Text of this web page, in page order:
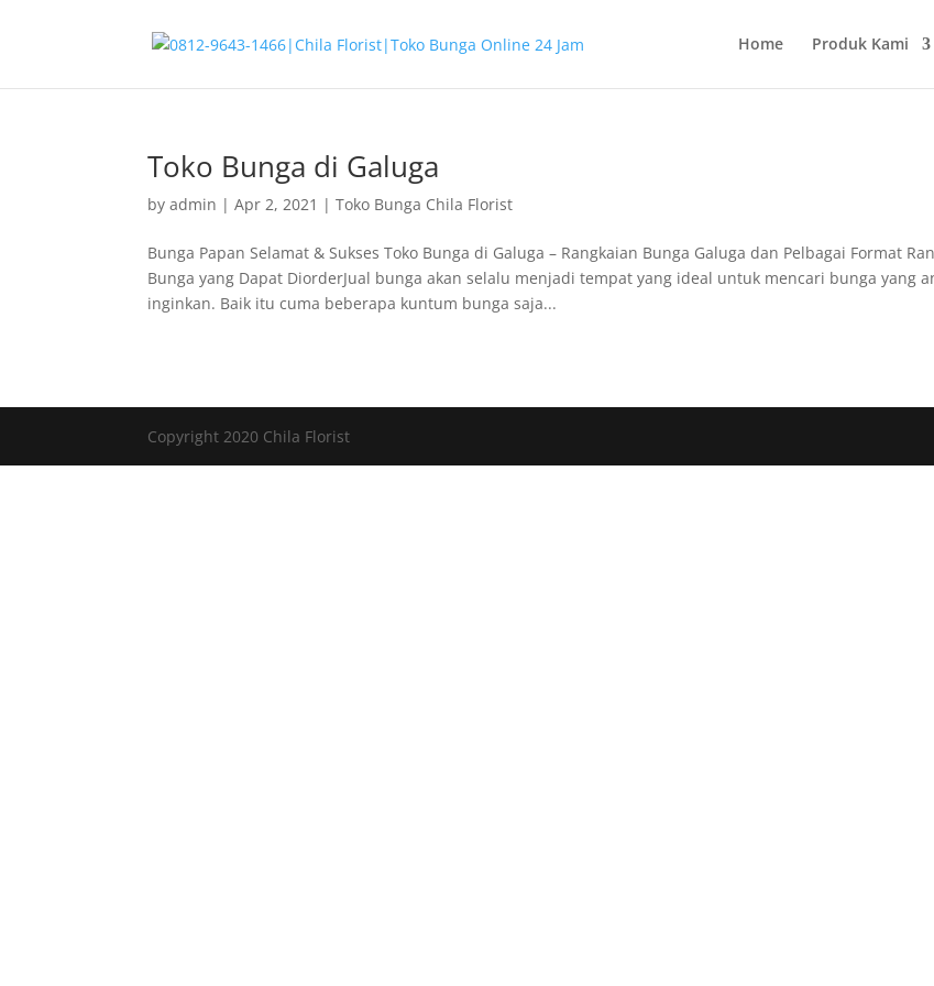
Home Produk Kami
Toko Bunga di Galuga
byadmin |Apr 2, 2021 |Toko Bunga Chila Florist
Bunga Papan Selamat & Sukses Toko Bunga di Galuga – Rangkaian Bunga Galuga dan Pelbagai Format
Bunga yang Dapat DiorderJual bunga akan selalu menjadi tempat yang ideal untuk mencari bunga yang
inginkan. Baik itu cuma beberapa kuntum bunga saja...
Copyright 2020 Chila Florist